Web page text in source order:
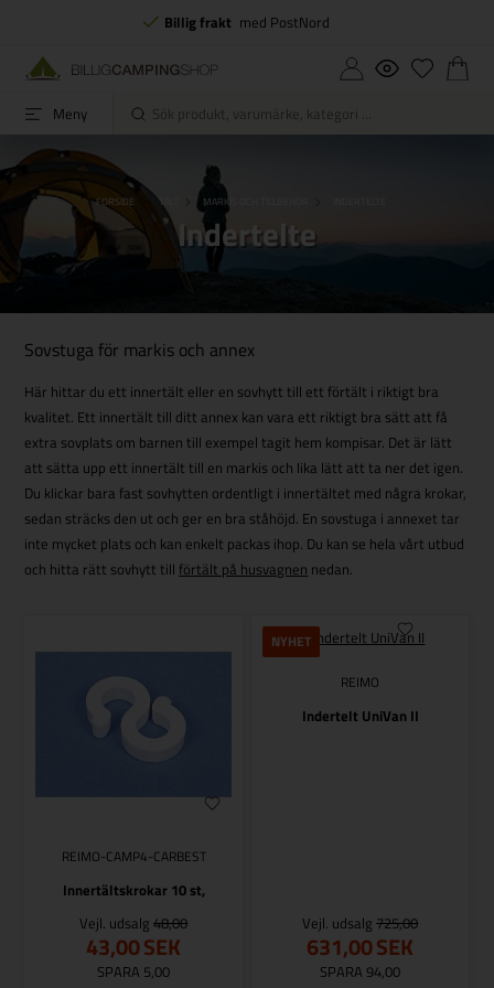
Billig frakt med PostNord
Meny
FORSIDE TÄLT MARKIS OCH TILLBEHÖR
Indertelte
Sovstuga för markis och annex
Här hittar du ett innertält eller en sovhytt till ett förtält i riktigt bra
kvalitet. Ett innertält till ditt annex kan vara ett riktigt bra sätt att få
extra sovplats om barnen till exempel tagit hem kompisar. Det är lätt
att sätta upp ett innertält till en markis och lika lätt att ta ner det igen.
Du klickar bara fast sovhytten ordentligt i innertältet med några krokar,
sedan sträcks den ut och ger en bra ståhöjd. En sovstuga i annexet tar
inte mycket plats och kan enkelt packas ihop. Du kan se hela vårt utbud
och hitta rätt sovhytt till förtält på husvagnen nedan.
REIMO-CAMP4-CARBEST
Innertältskrokar 10 st,
Vejl. udsalg48,00
43,00SEK
SPARA 5,00
NYHET
REIMO
Indertelt UniVan II
Vejl. udsalg725,00
631,00SEK
SPARA 94,00